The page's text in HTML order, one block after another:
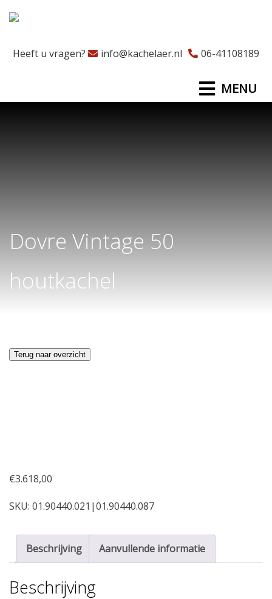
Heeft u vragen? info@kachelaer.nl 06-41108189
MENU
Dovre Vintage 50
houtkachel
Terug naar overzicht
€3.618,00
SKU: 01.90440.021|01.90440.087
Beschrijving Aanvullende informatie
Beschrijving